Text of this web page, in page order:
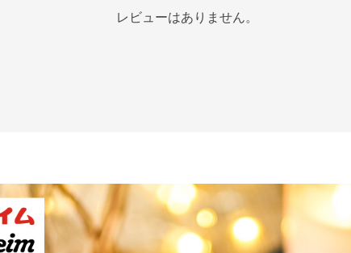
レビューはありません。